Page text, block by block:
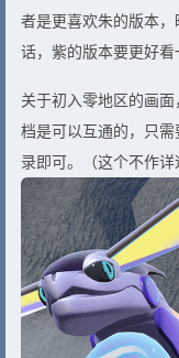
者是更喜欢朱的版本
话，紫的版本要更好看
关于初入零地区的画
档是可以互通的，只
录即可。（这个不作详